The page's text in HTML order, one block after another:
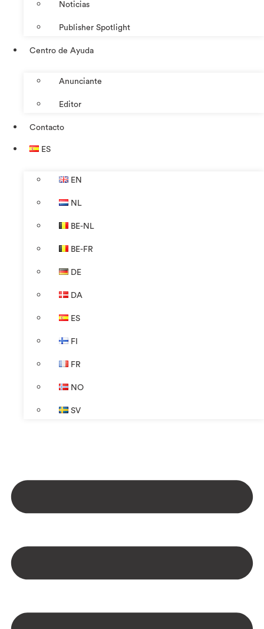
Noticias
Publisher Spotlight
Centro de Ayuda
Anunciante
Editor
Contacto
ES
EN
NL
BE-NL
BE-FR
DE
DA
ES
FI
FR
NO
SV